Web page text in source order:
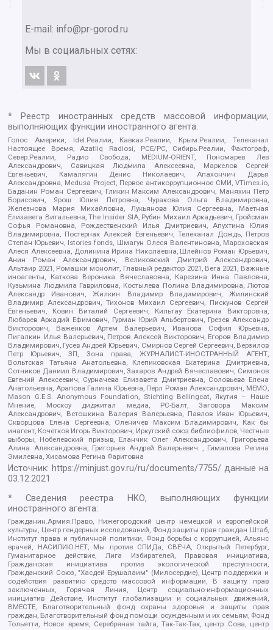
E-mail: info@pr-gorod.ru
Мы в социальных сетях:
* Реестр иностранных средств массовой информации,
выполняющих функции иностранного агента:
Голос Америки, Idel.Реалии, Кавказ.Реалии, Крым.Реалии, Телеканал
Настоящее Время, Azatliq Radiosi, PCE/PC, Сибирь.Реалии, Фактограф,
Север.Реалии, Радио Свобода, MEDIUM-ORIENT, Пономарев Лев
Александрович, Савицкая Людмила Алексеевна, Маркелов Сергей
Евгеньевич, Камалягин Денис Николаевич, Апахончич Дарья
Александровна, Medusa Project, Первое антикоррупционное СМИ, VTimes.io,
Баданин Роман Сергеевич, Гликин Максим Александрович, Маняхин Петр
Борисович, Ярош Юлия Петровна, Чуракова Ольга Владимировна,
Железнова Мария Михайловна, Лукьянова Юлия Сергеевна, Маетная
Елизавета Витальевна, The Insider SIA, Рубин Михаил Аркадьевич, Гройсман
Софья Романовна, Рождественский Илья Дмитриевич, Апухтина Юлия
Владимировна, Постернак Алексей Евгеньевич, Телеканал Дождь, Петров
Степан Юрьевич, Istories fonds, Шмагун Олеся Валентиновна, Мароховская
Алеся Алексеевна, Долинина Ирина Николаевна, Шлейнов Роман Юрьевич,
Анин Роман Александрович, Великовский Дмитрий Александрович,
Альтаир 2021, Ромашки монолит, Главный редактор 2021, Вега 2021, Важные
иноагенты, Каткова Вероника Вячеславовна, Карезина Инна Павловна,
Кузьмина Людмила Гавриловна, Костылева Полина Владимировна, Лютов
Александр Иванович, Жилкин Владимир Владимирович, Жилинский
Владимир Александрович, Тихонов Михаил Сергеевич, Пискунов Сергей
Евгеньевич, Ковин Виталий Сергеевич, Кильтау Екатерина Викторовна,
Любарев Аркадий Ефимович, Гурман Юрий Альбертович, Грезев Александр
Викторович, Важенков Артем Валерьевич, Иванова София Юрьевна,
Пигалкин Илья Валерьевич, Петров Алексей Викторович, Егоров Владимир
Владимирович, Гусев Андрей Юрьевич, Смирнов Сергей Сергеевич, Верзилов
Петр Юрьевич, ЗП, Зона права, ЖУРНАЛИСТ-ИНОСТРАННЫЙ АГЕНТ,
Вольтская Татьяна Анатольевна, Клепиковская Екатерина Дмитриевна,
Сотников Даниил Владимирович, Захаров Андрей Вячеславович, Симонов
Евгений Алексеевич, Сурначева Елизавета Дмитриевна, Соловьева Елена
Анатольевна, Арапова Галина Юрьевна, Перл Роман Александрович, МЕМО,
Mason G.E.S. Anonymous Foundation, Stichting Bellingcat, Якутия – Наше
Мнение, Москоу диджитал медиа, РС-Балт, Заговора Максим
Александрович, Ветошкина Валерия Валерьевна, Павлов Иван Юрьевич,
Скворцова Елена Сергеевна, Оленичев Максим Владимирович, Как бы
инагент, Кочетков Игорь Викторович, Иркутский союз библиофилов, Честные
выборы, Нобелевский призыв, Еланчик Олег Александрович, Григорьева
Алина Александровна, Григорьев Андрей Валерьевич , Гималова Регина
Эмилевна, Хисамова Регина Фаритовна
Источник: https://minjust.gov.ru/ru/documents/7755/ данные на
03.12.2021
* Сведения реестра НКО, выполняющих функции
иностранного агента:
Гражданин.Армия.Право, Нижегородский центр немецкой и европейской
культуры, Центр гендерных исследований, Фонд защиты прав граждан Штаб,
Институт права и публичной политики, Фонд борьбы с коррупцией, Альянс
врачей, НАСИЛИЮ.НЕТ, Мы против СПИДа, СВЕЧА, Открытый Петербург,
Гуманитарное действие, Лига Избирателей, Правовая инициатива,
Гражданская инициатива против экологической преступности,
Гражданский Союз, "Хасдей Ерушалаим" (Милосердие), Центр поддержки и
содействия развитию средств массовой информации, В защиту прав
заключенных, Горячая Линия, Центр социально-информационных
инициатив Действие, Институт глобализации и социальных движений,
ВМЕСТЕ, Благотворительный фонд охраны здоровья и защиты прав
граждан, Благотворительный фонд помощи осужденным и их семьям, Фонд
Тольятти, Новое время, Серебряная тайга, Так-Так-Так, центр Сова, центр